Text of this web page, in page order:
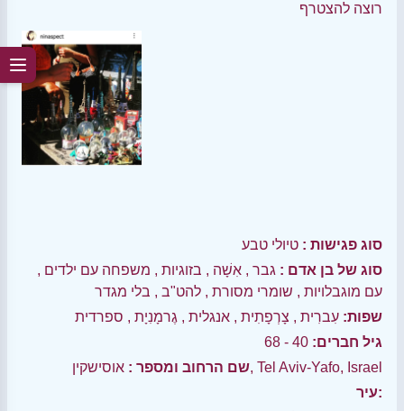
רוצה להצטרף
סוג פגישות : טיולי טבע
סוג של בן אדם : גבר , אִשָׁה , בזוגיות , משפחה עם ילדים ,
עם מוגבלויות , שומרי מסורת , להט"ב , בלי מגדר
שפות: עִברִית , צָרְפָתִית , אנגלית , גֶרמָנִיָת , ספרדית
גיל חברים: 40 - 68
שם הרחוב ומספר :אוסישקין, Tel Aviv-Yafo, Israel
עיר: